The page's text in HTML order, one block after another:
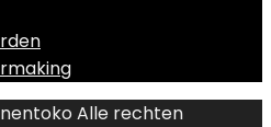
Alle rechten